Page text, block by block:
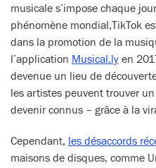
musicale s’impose chaque
phénomène mondial,TikTok
dans la promotion de la
l’application Musical.ly en
devenue un lieu de
les artistes peuvent trouver
devenir connus – grâce à la
Cependant, les désaccords
maisons de disques, comme